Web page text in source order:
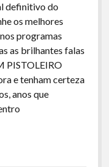
definitivo do
os melhores
programas
as brilhantes falas
PISTOLEIRO
e tenham certeza
anos que